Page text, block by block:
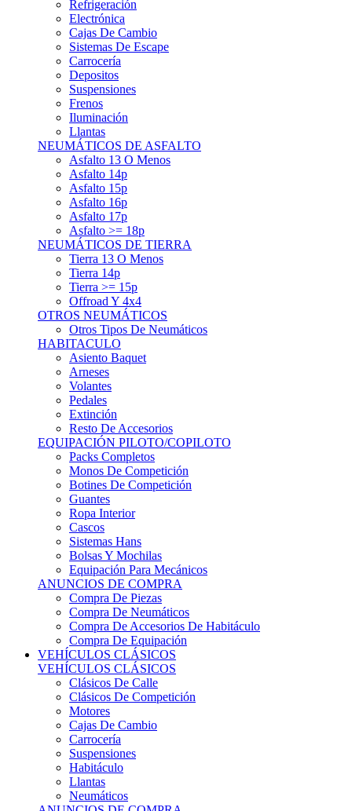
Cajas De Cambio
Sistemas De Escape
Carrocería
Depositos
Suspensiones
Frenos
Iluminación
Llantas
NEUMÁTICOS DE ASFALTO
Asfalto 13 O Menos
Asfalto 14p
Asfalto 15p
Asfalto 16p
Asfalto 17p
Asfalto >= 18p
NEUMÁTICOS DE TIERRA
Tierra 13 O Menos
Tierra 14p
Tierra >= 15p
Offroad Y 4x4
OTROS NEUMÁTICOS
Otros Tipos De Neumáticos
HABITACULO
Asiento Baquet
Arneses
Volantes
Pedales
Extinción
Resto De Accesorios
EQUIPACIÓN PILOTO/COPILOTO
Packs Completos
Monos De Competición
Botines De Competición
Guantes
Ropa Interior
Cascos
Sistemas Hans
Bolsas Y Mochilas
Equipación Para Mecánicos
ANUNCIOS DE COMPRA
Compra De Piezas
Compra De Neumáticos
Compra De Accesorios De Habitáculo
Compra De Equipación
VEHÍCULOS CLÁSICOS
VEHÍCULOS CLÁSICOS
Clásicos De Calle
Clásicos De Competición
Motores
Cajas De Cambio
Carrocería
Suspensiones
Habitáculo
Llantas
Neumáticos
ANUNCIOS DE COMPRA
Compra De Competición